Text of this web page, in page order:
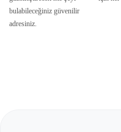
bulabileceğiniz güvenilir
adresiniz.